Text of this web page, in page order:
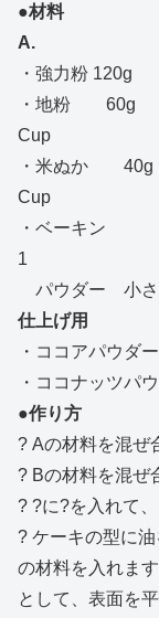
●材料
A.
・強力粉
・地粉
Cup
・米ぬ
Cup
・ベーキ
1
パウダー 小さ
仕上げ用
・ココアパウダー
・ココナッツパ
●作り方
? Aの材料を混ぜ
? Bの材料を混ぜ
? ?に?を入れて
? ケーキの型に
の材料を入れま
として、表面を